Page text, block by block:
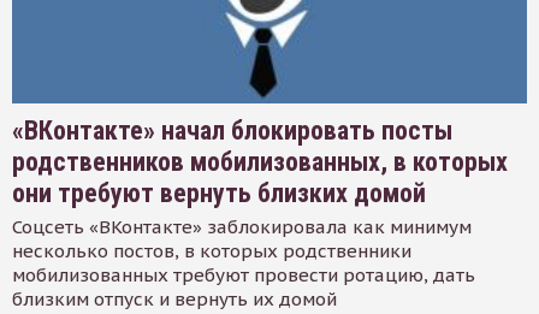
«ВКонтакте» начал блокировать посты
родственников мобилизованных, в которых
они требуют вернуть близких домой
Соцсеть «ВКонтакте» заблокировала как минимум
несколько постов, в которых родственники
мобилизованных требуют провести ротацию, дать
близким отпуск и вернуть их домой